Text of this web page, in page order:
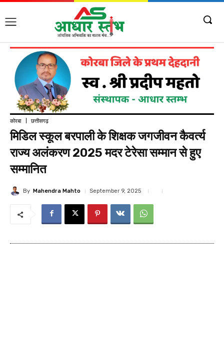
कोरबा छत्तीसगढ़
मिडिल स्कूल बरपाली के शिक्षक जगजीवन कैवर्त्य
राज्य अलंकरण 2025 मदर टेरेसा सम्मान से हुए
सम्मानित
By Mahendra Mahto September 9, 2025